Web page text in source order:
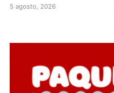
5 agosto, 2026